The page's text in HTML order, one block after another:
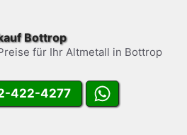
Bottrop
für Ihr Altmetall in Bottrop
422-4277